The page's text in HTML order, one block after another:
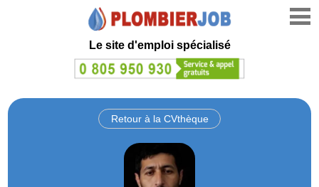
Le site d'emploi spécialisé
Retour à la CVthèque